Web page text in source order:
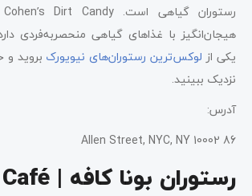
هیجان‌انگیز با غذاهای گیاهی منحصربه‌فردی
یکی از لوکس‌ترین رستوران‌های نیویورک بروید و
نزدیک ببینید.
آدرس:
86 Allen Street, NYC, NY 10002
رستوران بونا کافه | Bunna Café